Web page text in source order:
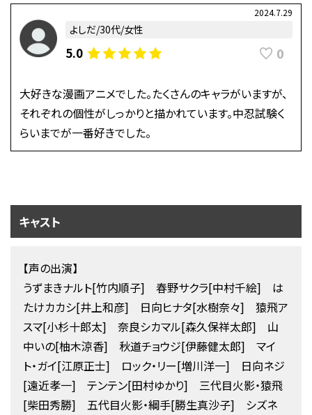
2024.7.29
よしだ/30代/女性
5.0 0
大好きな漫画アニメでした。たくさんのキャラがいますが、
それぞれの個性がしっかりと描かれています。中忍試験く
らいまでが一番好きでした。
キャスト
【声の出演】
うずまきナルト[竹内順子] 春野サクラ[中村千絵] は
たけカカシ[井上和彦] 日向ヒナタ[水樹奈々] 猿飛ア
スマ[小杉十郎太] 奈良シカマル[森久保祥太郎] 山
中いの[柚木涼香] 秋道チョウジ[伊藤健太郎] マイ
ト・ガイ[江原正士] ロック・リー[増川洋一] 日向ネジ
[遠近孝一] テンテン[田村ゆかり] 三代目火影・猿飛
[柴田秀勝] 五代目火影・綱手[勝生真沙子] シズネ